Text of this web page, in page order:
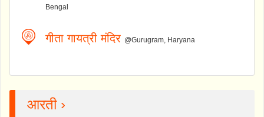
Bengal
गीता गायत्री मंदिर @Gurugram, Haryana
आरती ›